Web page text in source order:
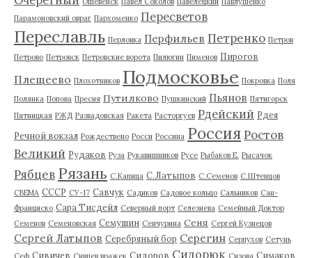
Парамоновский овраг Пархоменко Пересветов
Переславль Перловка Перфильев Петренко Петров
Петрово Петровск Петровские ворота Пилюгин Пименов Пирогов
Плещеево Плохотников Подмосковье Покровка Поля
Полянка Попова Пресня Путилково Пушкинский Пьянов Пятигорск
Пятницкая РЖД Развадовская Ракета Расторгуев Рдейский Рдея
Речной вокзал Рождествено Росси Россина Россия Ростов
Великий Рудаков Руза Рукавишников Русе Рыбаков Е. Рысачок
Рябцев Рязань С.Капица С.Латыпов С.Семенов С.Штенцов
СВЕМА СССР СУ-17 Савчук Садиков Садовое кольцо Сальников Сан-
Франциско Сара Тисдейл Северный порт Селезнева Семейный Доктор
Семенов Семеновская Семушин Сенчурина Сеня Сергей Кузнецов
Сергей Латыпов Серебряный бор Серегин Серпухов Сетунь
Сеф Сивичев Сивцев вражек Сидоров Сидорюк Сизова Симаков